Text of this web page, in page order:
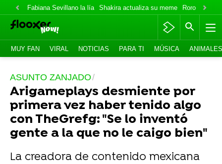
Fabiana Sevillano la lía Shakira actualiza su meme Roro lo niega
MUY FAN VIRAL NOTICIAS PARA TI MÚSICA ANIMALES
ASUNTO ZANJADO
Arigameplays desmiente por
primera vez haber tenido algo
con TheGrefg: "Se lo inventó
gente a la que no le caigo bien"
La creadora de contenido mexicana